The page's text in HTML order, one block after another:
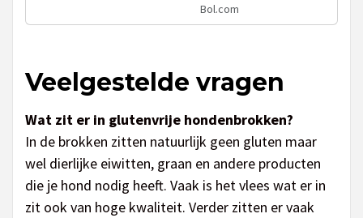
Bol.com
Veelgestelde vragen
Wat zit er in glutenvrije hondenbrokken?
In de brokken zitten natuurlijk geen gluten maar
wel dierlijke eiwitten, graan en andere producten
die je hond nodig heeft. Vaak is het vlees wat er in
zit ook van hoge kwaliteit. Verder zitten er vaak